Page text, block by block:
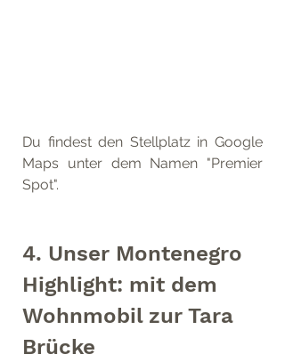
Du findest den Stellplatz in Google
Maps unter dem Namen "Premier
Spot".
4. Unser Montenegro
Highlight: mit dem
Wohnmobil zur Tara
Brücke